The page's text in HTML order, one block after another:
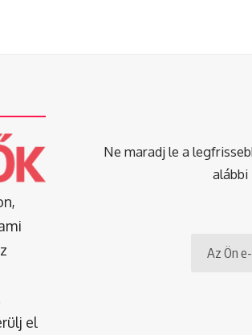
el
Ne maradj le a
alábbi